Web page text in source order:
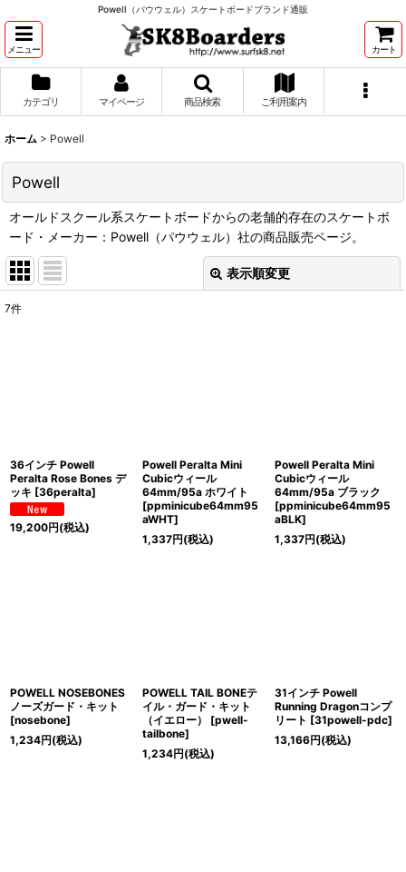
Powell（パウウェル）スケートボードブランド通販
メニュー カート
カテゴリ マイページ 商品検索 ご利用案内
ホーム > Powell
Powell
オールドスクール系スケートボードからの老舗的存在のスケートボ
ード・メーカー：Powell（パウウェル）社の商品販売ページ。
表示順変更
7件
36インチ Powell
Peralta Rose Bones デ
ッキ [36peralta]
19,200円(税込)
Powell Peralta Mini
Cubicウィール
64mm/95a ホワイト
[ppminicube64mm95
aWHT]
1,337円(税込)
Powell Peralta Mini
Cubicウィール
64mm/95a ブラック
[ppminicube64mm95
aBLK]
1,337円(税込)
POWELL NOSEBONES
ノーズガード・キット
[nosebone]
1,234円(税込)
POWELL TAIL BONEテ
イル・ガード・キット
（イエロー）
[pwell-
tailbone]
1,234円(税込)
31インチ Powell
Running Dragonコンプ
リート [31powell-pdc]
13,166円(税込)